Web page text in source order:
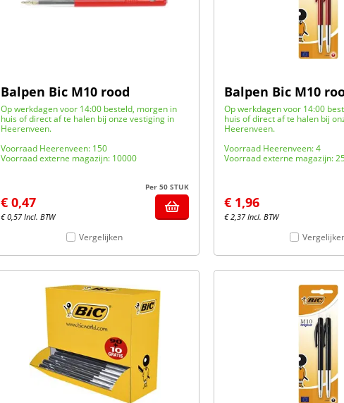
Balpen Bic M10 rood
Op werkdagen voor 14:00 besteld, morgen in
huis of direct af te halen bij onze vestiging in
Heerenveen.
Voorraad Heerenveen: 150
Voorraad externe magazijn: 10000
Per 50 STUK
€ 0,47
€0,57 Incl. BTW
Vergelijken
Balpen Bic M10
Op werkdagen voor 14:00
huis of direct af te halen bij
Heerenveen.
Voorraad Heerenveen: 4
Voorraad externe magazijn:
€ 1,96
€2,37 Incl. BTW